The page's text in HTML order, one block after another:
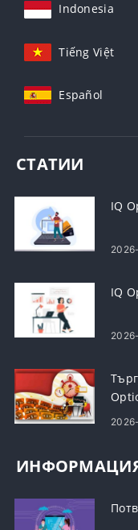
Indonesia
Tiếng Việt
Español
СТАТИИ
IQ
IQ